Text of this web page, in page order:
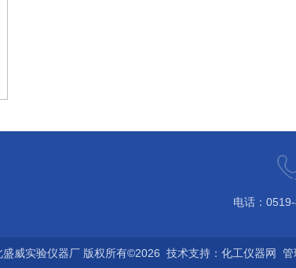
电话：
盛威实验仪器厂 版权所有©2026 技术支持： 化工仪器网 管